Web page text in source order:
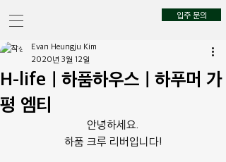
입주 문의
H-lifeㅣ하품하우스ㅣ하푸머 가
평 엠티
Evan Heungju Kim
2020년 3월 12일
안녕하세요.
하품 크루 리버입니다!